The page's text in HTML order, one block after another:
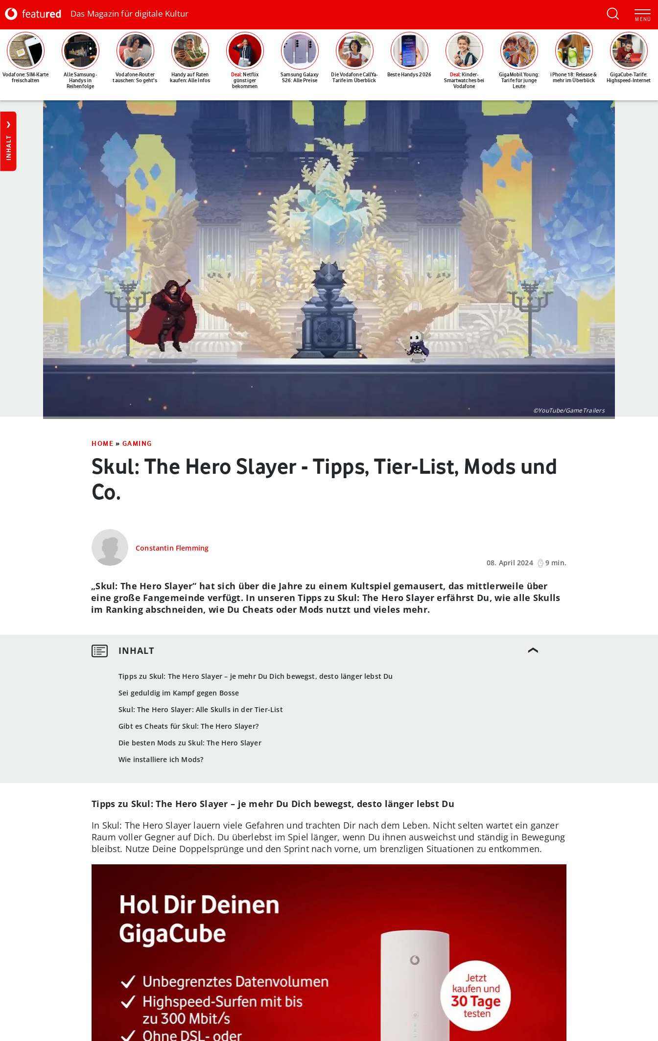
Das Magazin für digitale Kultur
Vodafone: SIM-Karte
freischalten
Alle Samsung-
Handys in
Reihenfolge
Vodafone-Router
tauschen: So geht's
Handy auf Raten
kaufen: Alle Infos
Deal: Netflix
günstiger
bekommen
Samsung Galaxy
S26: Alle Preise
Die Vodafone CallYa-
Tarife im Überblick
Beste Handys 2026 Deal: Kinder-
Smartwatches bei
Vodafone
GigaMobil Young:
Tarife für junge
Leute
iPhone 18: Release &
mehr im Überblick
GigaCube-Tarife:
Highspeed-Internet
INHALT
©YouTube/GameTrailers
HOME » GAMING
Skul: The Hero Slayer - Tipps, Tier-List, Mods und
Co.
Constantin Flemming
08. April 2024
9 min.
Tipps zu Skul: The Hero Slayer – je mehr Du Dich bewegst, desto länger lebst Du
Sei geduldig im Kampf gegen Bosse
Skul: The Hero Slayer: Alle Skulls in der Tier-List
Gibt es Cheats für Skul: The Hero Slayer?
Die besten Mods zu Skul: The Hero Slayer
Wie installiere ich Mods?
„Skul: The Hero Slayer“ hat sich über die Jahre zu einem Kultspiel gemausert, das mittlerweile über
eine große Fangemeinde verfügt. In unseren Tipps zu Skul: The Hero Slayer erfährst Du, wie alle Skulls
im Ranking abschneiden, wie Du Cheats oder Mods nutzt und vieles mehr.
Tipps zu Skul: The Hero Slayer – je mehr Du Dich bewegst, desto länger lebst Du
In Skul: The Hero Slayer lauern viele Gefahren und trachten Dir nach dem Leben. Nicht selten wartet ein ganzer
Raum voller Gegner auf Dich. Du überlebst im Spiel länger, wenn Du ihnen ausweichst und ständig in Bewegung
bleibst. Nutze Deine Doppelsprünge und den Sprint nach vorne, um brenzligen Situationen zu entkommen.